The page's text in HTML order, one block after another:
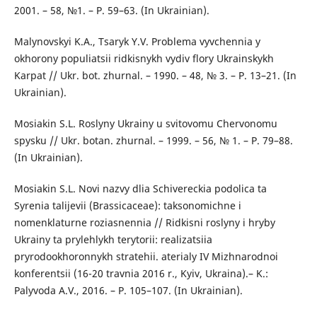
2001. – 58, №1. – P. 59–63. (In Ukrainian).
Malynovskyi K.A., Tsaryk Y.V. Problema vyvchennia y
okhorony populiatsii ridkisnykh vydiv flory Ukrainskykh
Karpat // Ukr. bot. zhurnal. – 1990. – 48, № 3. – P. 13–21. (In
Ukrainian).
Mosiakin S.L. Roslyny Ukrainy u svitovomu Chervonomu
spysku // Ukr. botan. zhurnal. – 1999. – 56, № 1. – P. 79–88.
(In Ukrainian).
Mosiakin S.L. Novi nazvy dlia Schivereckia podolica ta
Syrenia talijevii (Brassicaceae): taksonomichne i
nomenklaturne roziasnennia // Ridkisni roslyny i hryby
Ukrainy ta prylehlykh terytorii: realizatsiia
pryrodookhoronnykh stratehii. aterialy IV Mizhnarodnoi
konferentsii (16-20 travnia 2016 r., Kyiv, Ukraina).– K.:
Palyvoda A.V., 2016. – P. 105–107. (In Ukrainian).